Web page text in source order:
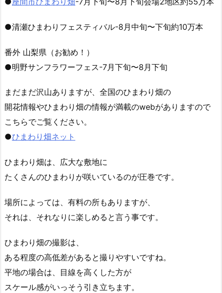
●清瀬ひまわりフェスティバル-8月中旬〜下旬約10万本
番外 山梨県（お勧め！）
●明野サンフラワーフェス-7月下旬〜8月下旬
まだまだ沢山ありますが、全国のひまわり畑の
開花情報やひまわり畑の情報が満載のwebがありますので
こちらでご覧ください。
●ひまわり畑ネット
ひまわり畑は、広大な敷地に
たくさんのひまわりが咲いているのが圧巻です。
場所によっては、有料の所もありますが、
それは、それなりに楽しめると言う事です。
ひまわり畑の撮影は、
ある程度の高低差があると撮りやすいですね。
平地の場合は、目線を高くした方が
スケール感がいっそう引き立ちます。